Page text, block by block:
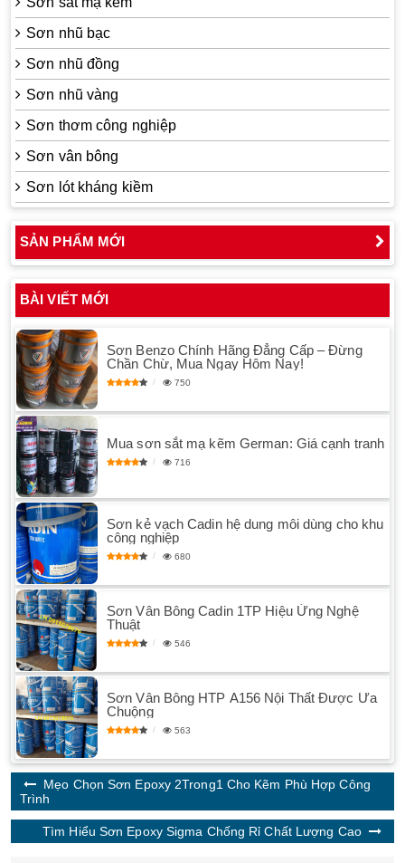
Sơn nhũ bạc
Sơn nhũ đồng
Sơn nhũ vàng
Sơn thơm công nghiệp
Sơn vân bông
Sơn lót kháng kiềm
SẢN PHẨM MỚI
BÀI VIẾT MỚI
Sơn Benzo Chính Hãng Đẳng Cấp – Đừng
Chần Chừ, Mua Ngay Hôm Nay!
750
Mua sơn sắt mạ kẽm German: Giá cạnh tranh
716
Sơn kẻ vạch Cadin hệ dung môi dùng cho khu
công nghiệp
680
Sơn Vân Bông Cadin 1TP Hiệu Ứng Nghệ
Thuật
546
Sơn Vân Bông HTP A156 Nội Thất Được Ưa
Chuộng
563
Mẹo Chọn Sơn Epoxy 2Trong1 Cho Kẽm Phù Hợp Công
Trình
Tìm Hiểu Sơn Epoxy Sigma Chống Rỉ Chất Lượng Cao